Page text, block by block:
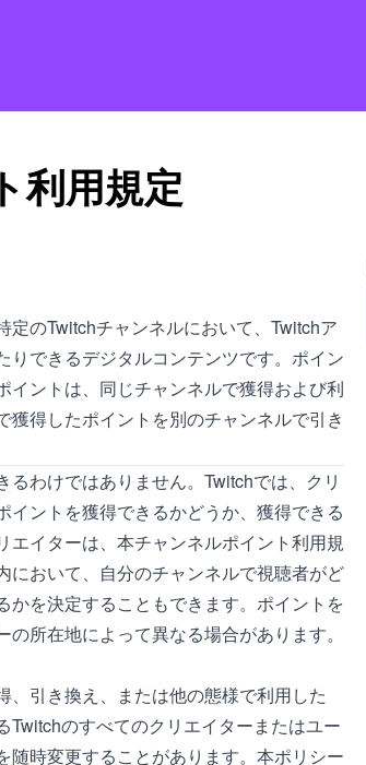
利用規定
定のTwitchチャンネルにおいて、Twitchア
りできるデジタルコンテンツです。ポイン
イントは、同じチャンネルで獲得および利
得したポイントを別のチャンネルで引き
わけではありません。Twitchでは、クリ
ントを獲得できるかどうか、獲得できる
イターは、本チャンネルポイント利用規
において、自分のチャンネルで視聴者がど
を決定することもできます。ポイントを
所在地によって異なる場合があります。
引き換え、または他の態様で利用した
Twitchのすべてのクリエイターまたはユー
時変更することがあります。本ポリシー